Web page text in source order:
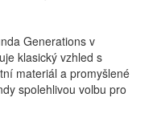
Generations v
klasický vzhled s
materiál a promyšlené
spolehlivou volbu pro